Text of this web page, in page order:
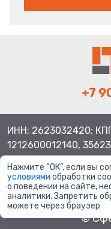
+7
ИНН: 2623032420;
1212600012140,
Шпаковский район,
©
Нажмите “ОК”, если вы
условиями обработки
о поведении на сайте,
аналитики. Запретить
можете через браузер